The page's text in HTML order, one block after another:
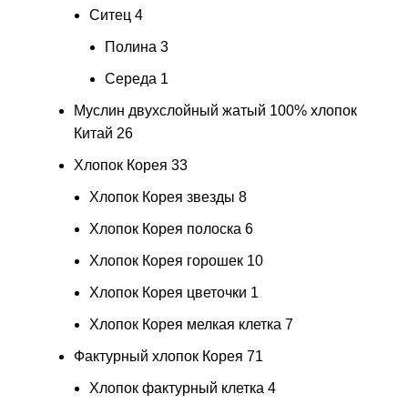
Ситец 4
Полина 3
Середа 1
Муслин двухслойный жатый 100% хлопок
Китай 26
Хлопок Корея 33
Хлопок Корея звезды 8
Хлопок Корея полоска 6
Хлопок Корея горошек 10
Хлопок Корея цветочки 1
Хлопок Корея мелкая клетка 7
Фактурный хлопок Корея 71
Хлопок фактурный клетка 4